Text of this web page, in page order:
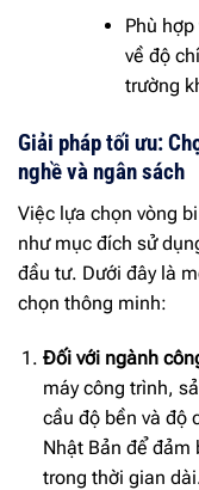
Phù
về độ
trường
Giải pháp tối ưu:
nghề và ngân sách
Việc lựa chọn vòng
như mục đích sử
đầu tư. Dưới đây là
chọn thông minh:
Đối với ngành
máy công trình,
cầu độ bền và độ
Nhật Bản để đảm
trong thời gian dài.